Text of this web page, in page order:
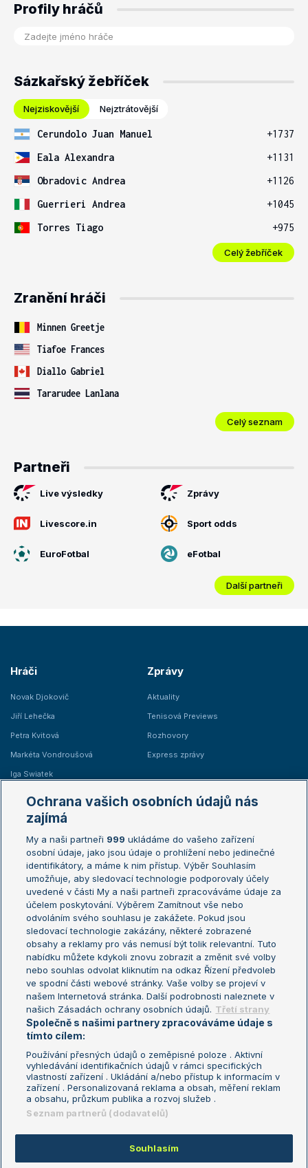
Profily hráčů
Sázkařský žebříček
Nejziskovější Nejztrátovější
Cerundolo Juan Manuel
+1737
Eala Alexandra
+1131
Obradovic Andrea
+1126
Guerrieri Andrea
+1045
Torres Tiago
+975
Celý žebříček
Zranění hráči
Minnen Greetje
Tiafoe Frances
Diallo Gabriel
Tararudee Lanlana
Celý seznam
Partneři
Live výsledky Zprávy
Livescore.in Sport odds
EuroFotbal eFotbal
Další partneři
Hráči
Novak Djokovič
Jiří Lehečka
Petra Kvitová
Markéta Vondroušová
Iga Swiatek
Zprávy
Aktuality
Tenisová Previews
Rozhovory
Express zprávy
Žebříčky
Žebříček ATP (muži)
Žebříček WTA (ženy)
Sázkařský žebříček
Australian Open
French Open
Wimbledon
US Open
Turnaj mistrů
Turnaj mistryň
Aktualní trendy
Fotbalové přestupy
Livesport Daily
LS Prague Open
Podmínky užití
Nastavení soukromí
GDPR a žurnalistika
Reklama
Kontakt
Informace o zpracování osobních
údajů
Copyright © 2008-2026 TenisPortal.cz. Využíváme zpravodajství ČTK.
Ochrana vašich osobních údajů nás
zajímá
My a naši partneři 999 ukládáme do vašeho zařízení
osobní údaje, jako jsou údaje o prohlížení nebo jedinečné
identifikátory, a máme k nim přístup. Výběr Souhlasím
umožňuje, aby sledovací technologie podporovaly účely
uvedené v části My a naši partneři zpracováváme údaje za
účelem poskytování. Výběrem Zamítnout vše nebo
odvoláním svého souhlasu je zakážete. Pokud jsou
sledovací technologie zakázány, některé zobrazené
obsahy a reklamy pro vás nemusí být tolik relevantní. Tuto
nabídku můžete kdykoli znovu zobrazit a změnit své volby
nebo souhlas odvolat kliknutím na odkaz Řízení předvoleb
ve spodní části webové stránky. Vaše volby se projeví v
našem Internetová stránka. Další podrobnosti naleznete v
našich Zásadách ochrany osobních údajů. Třetí strany
Společně s našimi partnery zpracováváme údaje s
tímto cílem:
Používání přesných údajů o zeměpisné poloze . Aktivní
vyhledávání identifikačních údajů v rámci specifických
vlastností zařízení . Ukládání a/nebo přístup k informacím v
zařízení . Personalizovaná reklama a obsah, měření reklam
a obsahu, průzkum publika a rozvoj služeb .
Seznam partnerů (dodavatelů)
Souhlasím